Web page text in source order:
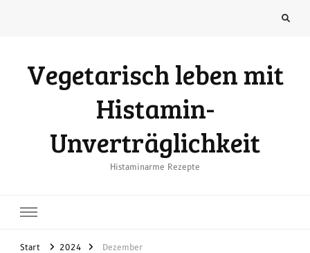
Vegetarisch leben mit
Histamin-
Unverträglichkeit
Histaminarme Rezepte
Start 2024 Dezember